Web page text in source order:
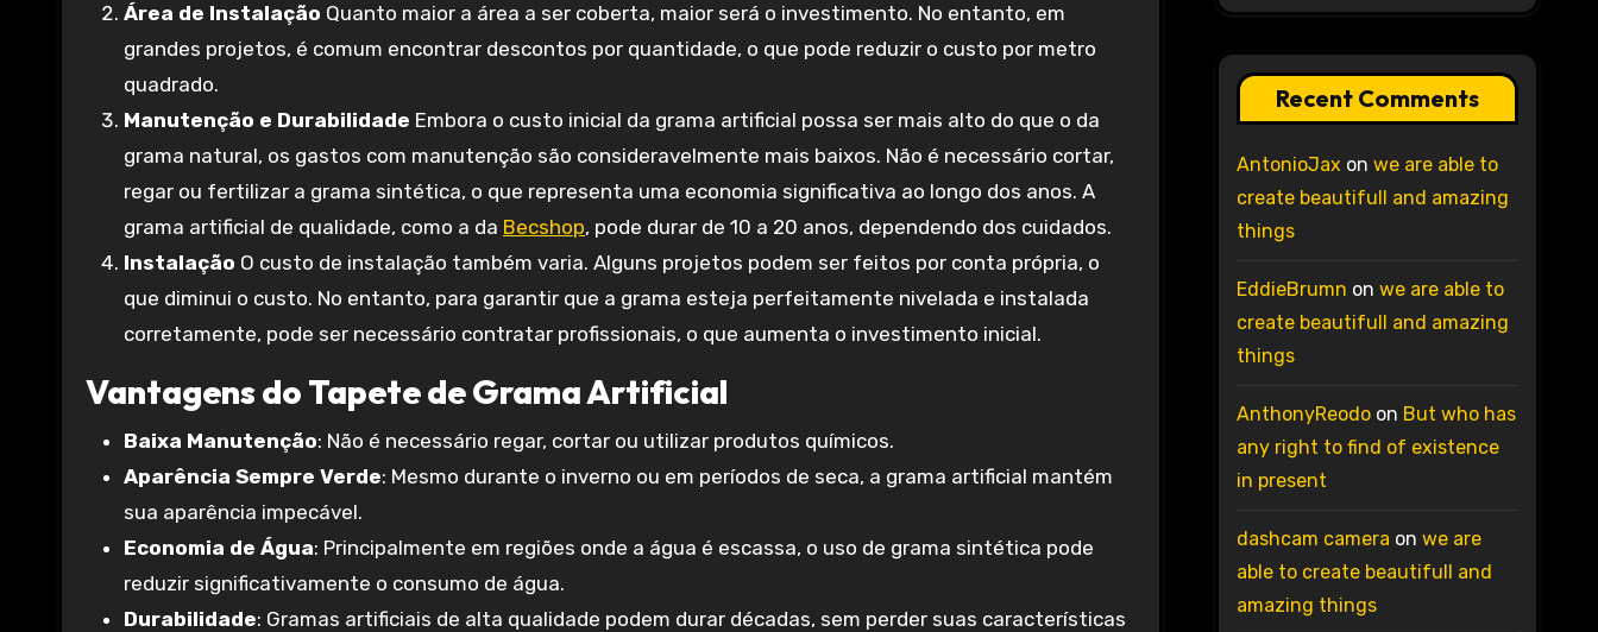
Área de Instalação Quanto maior a área a ser coberta, maior será o investimento. No entanto, em
grandes projetos, é comum encontrar descontos por quantidade, o que pode reduzir o custo por metro
quadrado.
Manutenção e Durabilidade Embora o custo inicial da grama artificial possa ser mais alto do que o da
grama natural, os gastos com manutenção são consideravelmente mais baixos. Não é necessário cortar,
regar ou fertilizar a grama sintética, o que representa uma economia significativa ao longo dos anos. A
grama artificial de qualidade, como a da Becshop, pode durar de 10 a 20 anos, dependendo dos cuidados.
Instalação O custo de instalação também varia. Alguns projetos podem ser feitos por conta própria, o
que diminui o custo. No entanto, para garantir que a grama esteja perfeitamente nivelada e instalada
corretamente, pode ser necessário contratar profissionais, o que aumenta o investimento inicial.
Vantagens do Tapete de Grama Artificial
Baixa Manutenção: Não é necessário regar, cortar ou utilizar produtos químicos.
Aparência Sempre Verde: Mesmo durante o inverno ou em períodos de seca, a grama artificial mantém
sua aparência impecável.
Economia de Água: Principalmente em regiões onde a água é escassa, o uso de grama sintética pode
reduzir significativamente o consumo de água.
Durabilidade: Gramas artificiais de alta qualidade podem durar décadas, sem perder suas características
Recent Comments
AntonioJax on we are able to
create beautifull and amazing
things
EddieBrumn on we are able to
create beautifull and amazing
things
AnthonyReodoon But who has
any right to find of existence
in present
dashcam camera on we are
able to create beautifull and
amazing things